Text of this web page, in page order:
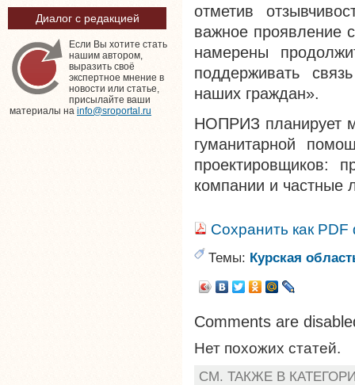
Диалог с редакцией
Если Вы хотите стать
нашим автором,
выразить своё
экспертное мнение в
новости или статье,
присылайте ваши
материалы на info@sroportal.ru
отметив
важное проявление
намерены
поддерживать
наших граждан».
НОПРИЗ планирует
гуманитарной
проектировщиков:
компании и частные
Сохранить как
Темы: Курская
Comments are
Нет похожих статей.
СМ. ТАКЖЕ В